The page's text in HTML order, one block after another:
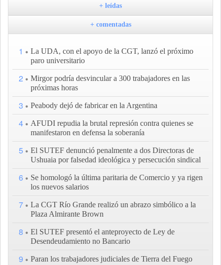
+ leídas
+ comentadas
1
La UDA, con el apoyo de la CGT, lanzó el próximo
paro universitario
2
Mirgor podría desvincular a 300 trabajadores en las
próximas horas
3 Peabody dejó de fabricar en la Argentina
4
AFUDI repudia la brutal represión contra quienes se
manifestaron en defensa la soberanía
5
El SUTEF denunció penalmente a dos Directoras de
Ushuaia por falsedad ideológica y persecución sindical
6
Se homologó la última paritaria de Comercio y ya rigen
los nuevos salarios
7
La CGT Río Grande realizó un abrazo simbólico a la
Plaza Almirante Brown
8
El SUTEF presentó el anteproyecto de Ley de
Desendeudamiento no Bancario
9 Paran los trabajadores judiciales de Tierra del Fuego